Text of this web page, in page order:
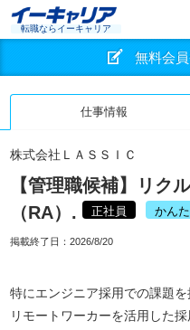
転職ならイーキャリア
無料会
仕事情報
株式会社ＬＡＳＳＩＣ
【管理職候補】リク
（RA）.
正社員 かん
掲載終了日： 2026/8/20
特にエンジニア採用での課題
リモートワーカーを活用した